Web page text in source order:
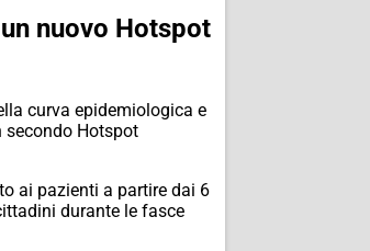
nuovo Hotspot
curva epidemiologica e
secondo Hotspot
ai pazienti a partire dai 6
durante le fasce